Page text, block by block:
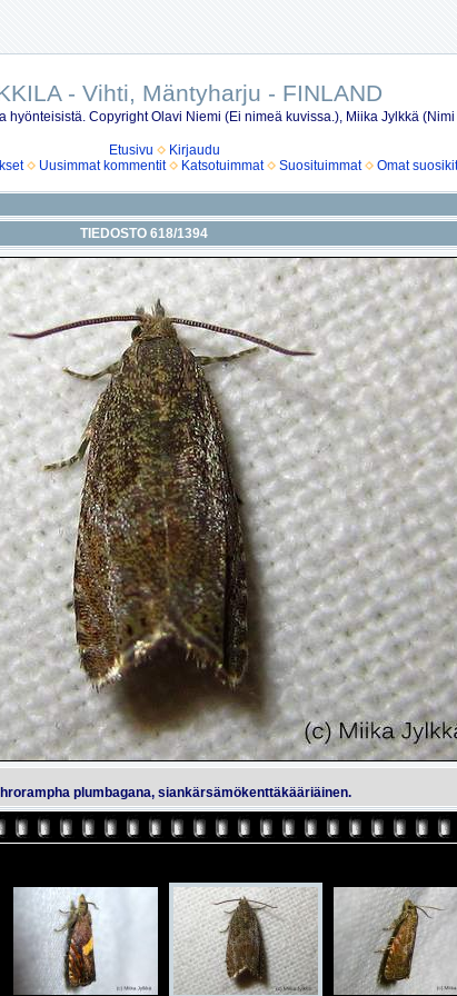
- Vihti, Mäntyharju - FINLAND
hyönteisistä. Copyright Olavi Niemi (Ei nimeä kuvissa.), Miika Jylkkä
Etusivu
Kirjaudu
Uusimmat kommentit Katsotuimmat Suosituimmat Omat suosikit
TIEDOSTO 618/1394
plumbagana, siankärsämökenttäkääriäinen.